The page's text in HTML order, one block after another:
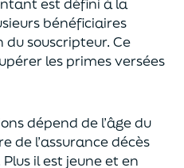
bénéficiaires
du souscripteur. Ce
upérer les primes versées
dépend de l’âgedu
de l’assurance décès
Plus il est jeuneet en